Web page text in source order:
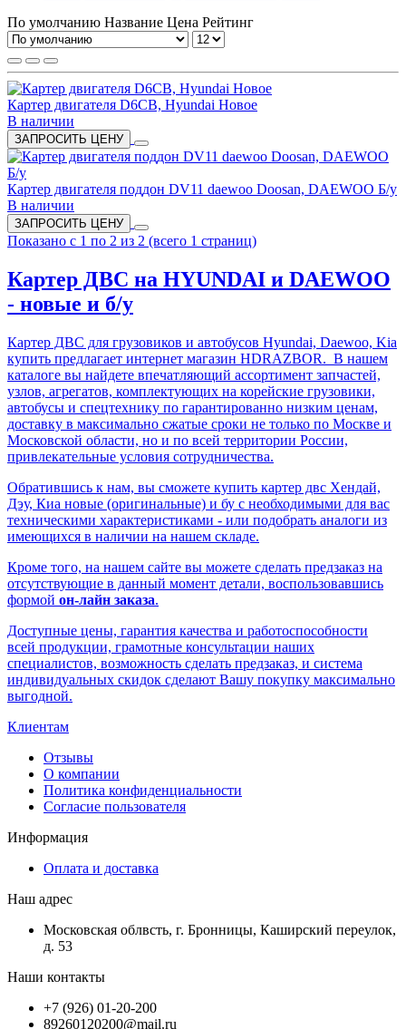
По умолчанию Название Цена Рейтинг
Картер двигателя D6CB, Hyundai Новое
В наличии
ЗАПРОСИТЬ ЦЕНУ
Картер двигателя поддон DV11 daewoo Doosan, DAEWOO Б/у
В наличии
ЗАПРОСИТЬ ЦЕНУ
Показано с 1 по 2 из 2 (всего 1 страниц)
Картер ДВС на HYUNDAI и DAEWOO
- новые и б/у
Картер ДВС для грузовиков и автобусов Hyundai, Daewoo, Kia
купить предлагает интернет магазин HDRAZBOR. В нашем
каталоге вы найдете впечатляющий ассортимент запчастей,
узлов, агрегатов, комплектующих на корейские грузовики,
автобусы и спецтехнику по гарантированно низким ценам,
доставку в максимально сжатые сроки не только по Москве и
Московской области, но и по всей территории России,
привлекательные условия сотрудничества.
Обратившись к нам, вы сможете купить картер двс Хендай,
Дэу, Киа новые (оригинальные) и бу с необходимыми для вас
техническими характеристиками - или подобрать аналоги из
имеющихся в наличии на нашем складе.
Кроме того, на нашем сайте вы можете сделать предзаказ на
отсутствующие в данный момент детали, воспользовавшись
формой он-лайн заказа.
Доступные цены, гарантия качества и работоспособности
всей продукции, грамотные консультации наших
специалистов, возможность сделать предзаказ, и система
индивидуальных скидок сделают Вашу покупку максимально
выгодной.
Клиентам
Отзывы
О компании
Политика конфиденциальности
Согласие пользователя
Информация
Оплата и доставка
Наш адрес
Московская облвсть, г. Бронницы, Каширский переулок,
д. 53
Наши контакты
+7 (926) 01-20-200
89260120200@mail.ru